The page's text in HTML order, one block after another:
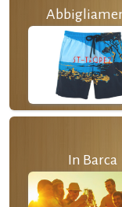
In Barca